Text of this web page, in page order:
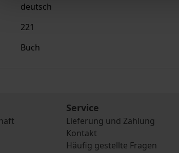
deutsch
221
Buch
Service
Lieferung und Zahlung
Kontakt
Häufig gestellte Fragen